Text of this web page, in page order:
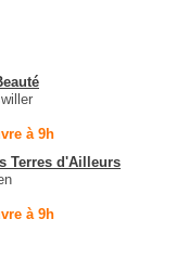
à 9h
Terres d'Ailleurs
à 9h